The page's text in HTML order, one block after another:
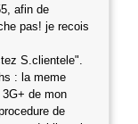
afin de
pas! je recois
S.clientele".
: la meme
de mon
de